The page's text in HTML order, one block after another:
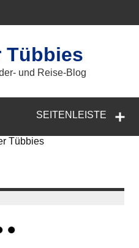
Tübbies
und Reise-Blog
SEITENLEISTE